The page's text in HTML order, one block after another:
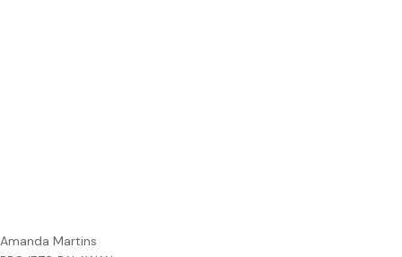
Amanda Martins